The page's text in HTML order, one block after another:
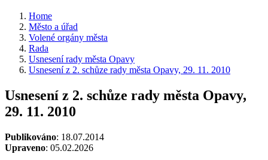
Home
Město a úřad
Volené orgány města
Rada
Usnesení rady města Opavy
Usnesení z 2. schůze rady města Opavy, 29. 11. 2010
Usnesení z 2. schůze rady města Opavy,
29. 11. 2010
Publikováno: 18.07.2014
Upraveno: 05.02.2026